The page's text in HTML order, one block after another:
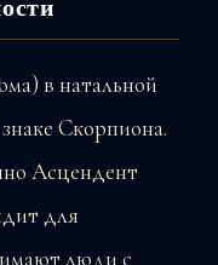
в натальной
Скорпиона.
Асцендент
для
люди с